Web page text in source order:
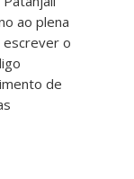
ao plena
escrever o
de